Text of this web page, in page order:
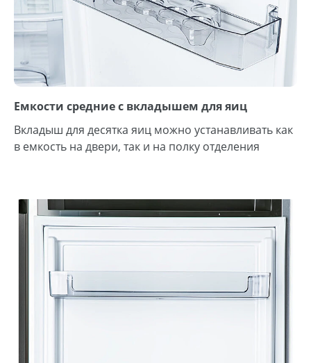
Емкости средние с вкладышем для яиц
Вкладыш для десятка яиц можно устанавливать как
в емкость на двери, так и на полку отделения